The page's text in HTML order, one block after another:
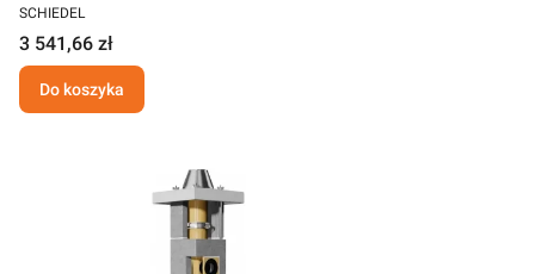
SCHIEDEL
3 541,66 zł
Do koszyka